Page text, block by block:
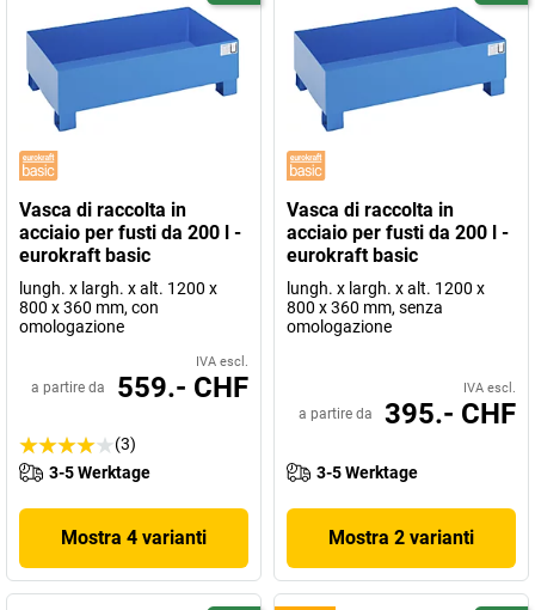
Vasca di raccolta in
acciaio per fusti da 200 l -
eurokraft basic
lungh. x largh. x alt. 1200 x
800 x 360 mm, con
omologazione
IVA escl.
a partire da 559.- CHF
(3)
3-5 Werktage
Mostra 4 varianti
Vasca di raccolta in
acciaio per fusti da 200 l -
eurokraft basic
lungh. x largh. x alt. 1200 x
800 x 360 mm, senza
omologazione
IVA escl.
a partire da 395.- CHF
3-5 Werktage
Mostra 2 varianti